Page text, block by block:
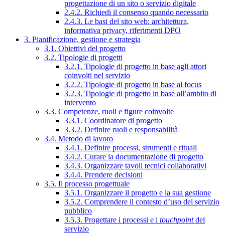
progettazione di un sito o servizio digitale
2.4.2. Richiedi il consenso quando necessario
2.4.3. Le basi del sito web: architettura,
informativa privacy, riferimenti DPO
3. Pianificazione, gestione e strategia
3.1. Obiettivi del progetto
3.2. Tipologie di progetti
3.2.1. Tipologie di progetto in base agli attori
coinvolti nel servizio
3.2.2. Tipologie di progetto in base al focus
3.2.3. Tipologie di progetto in base all’ambito di
intervento
3.3. Competenze, ruoli e figure coinvolte
3.3.1. Coordinatore di progetto
3.3.2. Definire ruoli e responsabilità
3.4. Metodo di lavoro
3.4.1. Definire processi, strumenti e rituali
3.4.2. Curare la documentazione di progetto
3.4.3. Organizzare tavoli tecnici collaborativi
3.4.4. Prendere decisioni
3.5. Il processo progettuale
3.5.1. Organizzare il progetto e la sua gestione
3.5.2. Comprendere il contesto d’uso del servizio
pubblico
3.5.3. Progettare i processi e i touchpointdel
servizio